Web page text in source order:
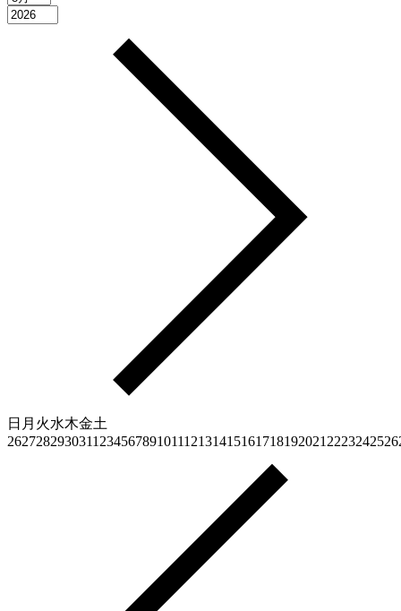
日 月 火水木金土
2627282930311 23456789101112131415161718192021 2223242526